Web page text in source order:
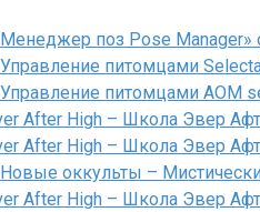
поз Pose Manager»
питомцами
питомцами AOM
After High – Школа Эвер
After High – Школа Эвер
оккульты –
After High – Школа Эвер